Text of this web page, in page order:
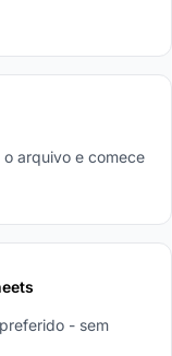
arquivo e comece
- sem